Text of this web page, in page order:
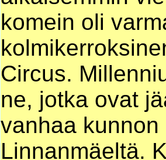
komein oli
Circus.
ne, jotka ovat
vanhaa
Linnanmäeltä.